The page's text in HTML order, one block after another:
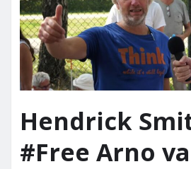
Hendrick
#Free Arno